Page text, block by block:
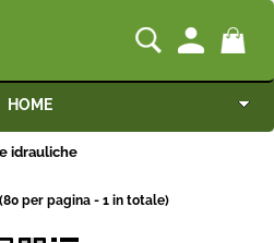
HOME
idrauliche
per pagina - 1 in totale)